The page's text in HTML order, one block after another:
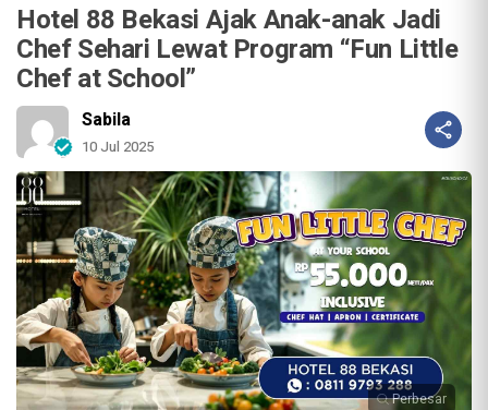
Hotel 88 Bekasi Ajak Anak-anak Jadi
Chef Sehari Lewat Program “Fun Little
Chef at School”
Sabila
10 Jul 2025
Perbesar